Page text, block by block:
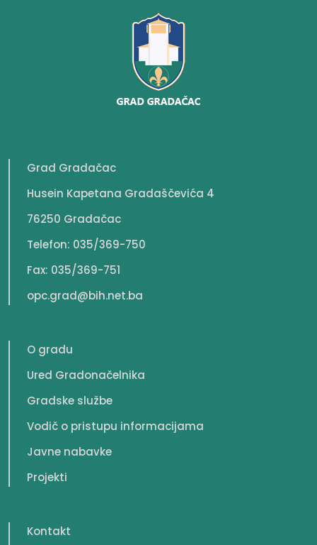
Grad Gradačac
Husein Kapetana Gradaščevića 4
76250 Gradačac
Telefon: 035/369-750
Fax: 035/369-751
opc.grad@bih.net.ba
O gradu
Ured Gradonačelnika
Gradske službe
Vodič o pristupu informacijama
Javne nabavke
Projekti
Kontakt